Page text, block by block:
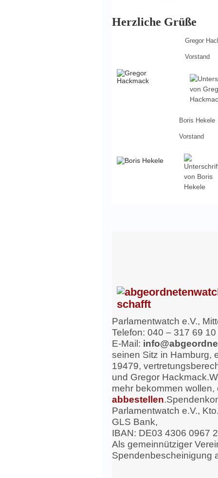
Herzliche Grüße
Gregor
Vorstand
Boris Hekele
Vorstand
Parlamentwatch e.V.,
Telefon: 040 – 317 69
E-Mail:
seinen Sitz in Hamburg,
19479,
und Gregor Hackmack.
mehr bekommen
abbestellen.
Parlamentwatch e.V.,
GLS Bank,
IBAN: DE03 4306 0967
Als gemeinnütziger
Spendenbescheinigung